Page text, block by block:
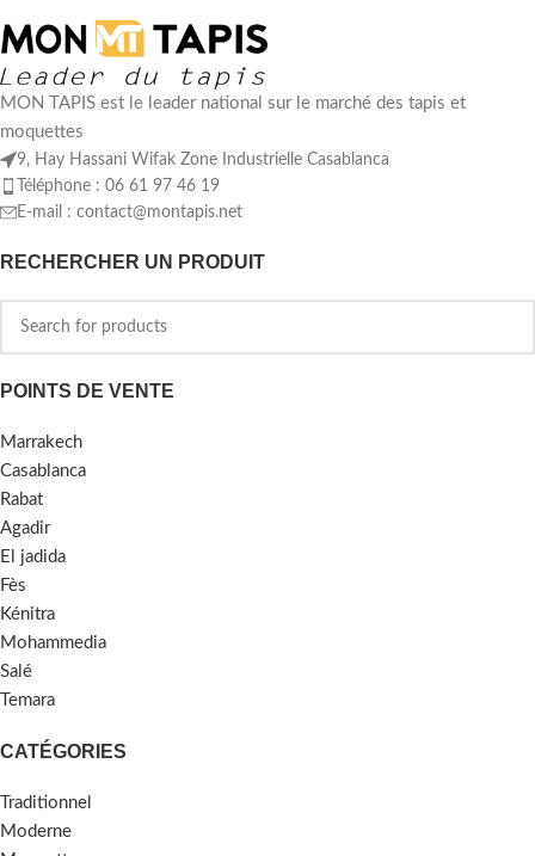
MON TAPIS est le leader national sur le marché des tapis et
moquettes
9, Hay Hassani Wifak Zone Industrielle Casablanca
Téléphone : 06 61 97 46 19
E-mail : contact@montapis.net
RECHERCHER UN PRODUIT
POINTS DE VENTE
Marrakech
Casablanca
Rabat
Agadir
El jadida
Fès
Kénitra
Mohammedia
Salé
Temara
CATÉGORIES
Traditionnel
Moderne